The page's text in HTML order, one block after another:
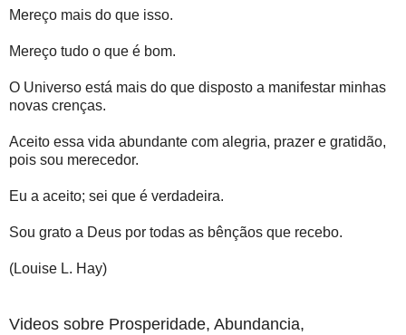
Mereço mais do que isso.
Mereço tudo o que é bom.
O Universo está mais do que disposto a manifestar minhas
novas crenças.
Aceito essa vida abundante com alegria, prazer e gratidão,
pois sou merecedor.
Eu a aceito; sei que é verdadeira.
Sou grato a Deus por todas as bênçãos que recebo.
(Louise L. Hay)
Videos sobre Prosperidade, Abundancia,